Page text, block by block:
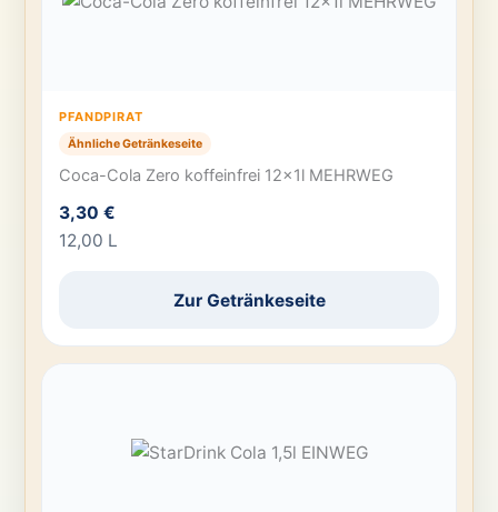
PFANDPIRAT
Ähnliche Getränkeseite
Coca-Cola Zero koffeinfrei 12x1l MEHRWEG
3,30 €
12,00 L
Zur Getränkeseite